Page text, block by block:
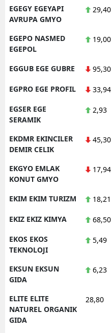
EGEGY EGEYAPI
AVRUPA GMYO
29,40
EGEPO NASMED
EGEPOL
19,00
EGGUB EGE GUBRE 95,30
EGPRO EGE PROFIL 33,94
EGSER EGE
SERAMIK
2,93
EKDMR EKINCILER
DEMIR CELIK
45,30
EKGYO EMLAK
KONUT GMYO
17,94
EKIM EKIM TURIZM 18,21
EKIZ EKIZ KIMYA 68,50
EKOS EKOS
TEKNOLOJI
5,49
EKSUN EKSUN
GIDA
6,23
ELITE ELITE
NATUREL ORGANIK
GIDA
28,80